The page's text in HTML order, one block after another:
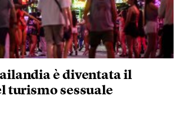
è diventata il
turismo sessuale